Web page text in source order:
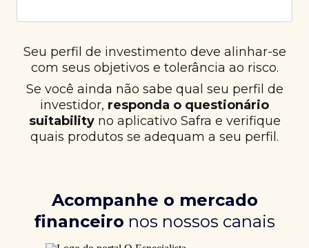
Seu perfil de investimento deve alinhar-se
com seus objetivos e tolerância ao risco.
Se você ainda não sabe qual seu perfil de
investidor, responda o questionário
suitabilityno aplicativo Safra e verifique
quais produtos se adequam a seu perfil.
Acompanhe o mercado
financeiro nos nossos canais